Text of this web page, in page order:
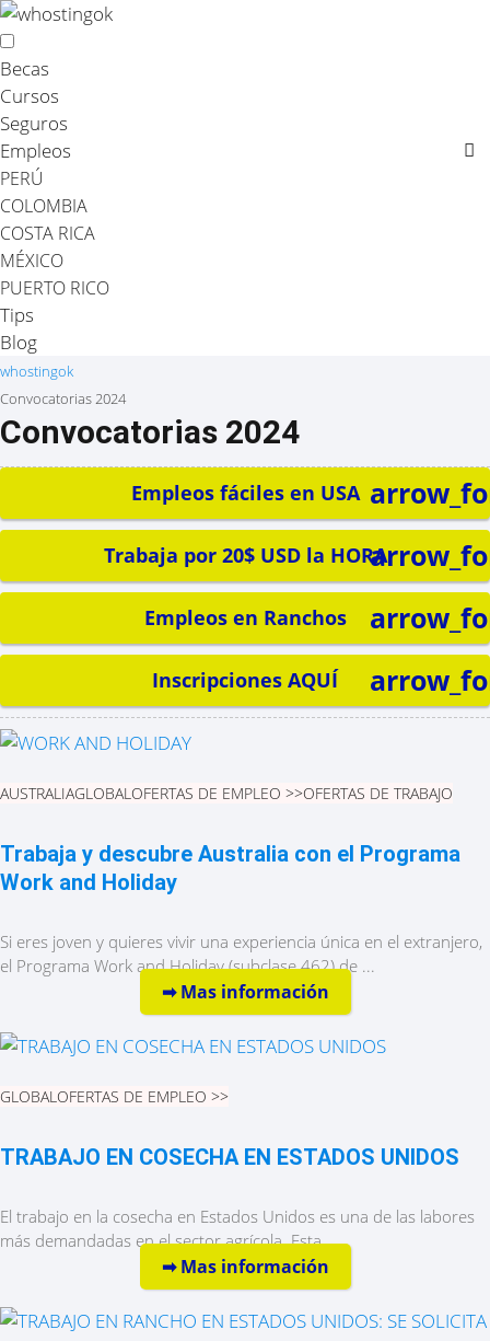
Becas
Cursos
Seguros
Empleos
PERÚ
COLOMBIA
COSTA RICA
MÉXICO
PUERTO RICO
Tips
Blog
whostingok
Convocatorias 2024
Convocatorias 2024
Empleos fáciles en USA
Trabaja por 20$ USD la HORA
Empleos en Ranchos
Inscripciones AQUÍ
AUSTRALIAGLOBALOFERTAS DE EMPLEO >>OFERTAS DE TRABAJO
Trabaja y descubre Australia con el Programa
Work and Holiday
Si eres joven y quieres vivir una experiencia única en el extranjero,
el Programa Work and Holiday (subclase 462) de ...
➡︎ Mas información
GLOBALOFERTAS DE EMPLEO >>
TRABAJO EN COSECHA EN ESTADOS UNIDOS
El trabajo en la cosecha en Estados Unidos es una de las labores
más demandadas en el sector agrícola. Esta ...
➡︎ Mas información